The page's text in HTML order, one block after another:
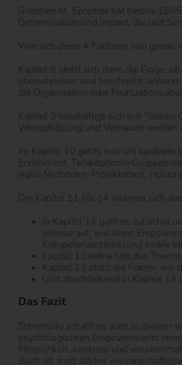
Gretchen M. Spreitzer hat bereits
Determination und Impact, die laut
Wie sich diese 4 Faktoren nun genau
Kapitel 8 stellt sich dann die Frage,
überschrieben und beschreibt,
die Organisation oder
Kapitel 9 beschäftigt sich mit
Wertschätzung und Vertrauen
Im Kapitel 10 gehts nun um
Enrichment, Teilautonome Gruppen
Agile Methoden, Projektarbeit,
Die Kapitel 11 bis 14 widmen sich
In Kapitel 11 geht es zunächst
ebenso auf, wie einen
Kompetenzentwicklung sowie
Kapitel 12 betrachtet das
Kapitel 13 stellt die Fragen wie
Und abschließend in Kapitel 14
Das Fazit
Schermuly schafft es auch in diesem
psychologischen Empowerments
Möglichkeit, konkrete und
Buch ist, trotz stärker